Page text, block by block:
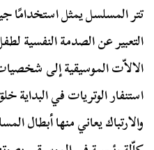
تتر المسلسل يمثل استخدامًا
التعبير عن الصدمة النفسية
الالاّت الموسيقية إلى
استنفار الوتريات في البداية
والارتباك يعاني منها أبطال